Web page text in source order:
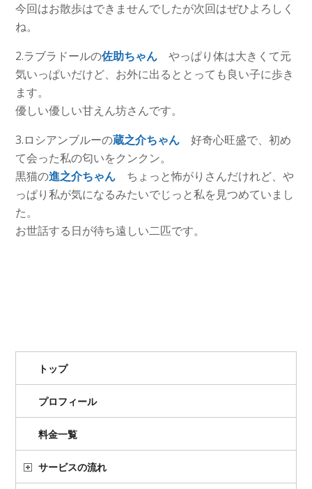
今回はお散歩はできませんでしたが次回はぜひよろしく
ね。
2.ラブラドールの佐助ちゃん やっぱり体は大きくて元
気いっぱいだけど、お外に出るととっても良い子に歩き
ます。
優しい優しい甘えん坊さんです。
3.ロシアンブルーの蔵之介ちゃん 好奇心旺盛で、初め
て会った私の匂いをクンクン。
黒猫の進之介ちゃん ちょっと怖がりさんだけれど、や
っぱり私が気になるみたいでじっと私を見つめていまし
た。
お世話する日が待ち遠しい二匹です。
トップ
プロフィール
料金一覧
サービスの流れ